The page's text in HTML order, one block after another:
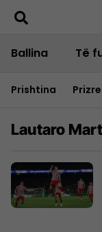
Ballina Të
Prishtina
Lautaro